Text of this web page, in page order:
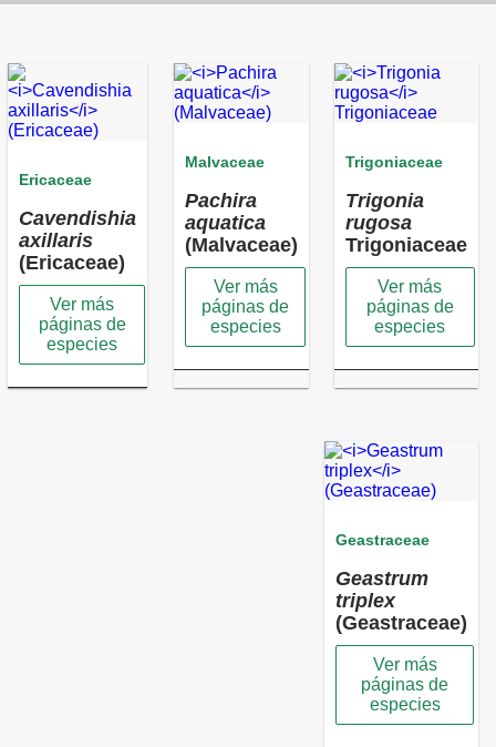
Ericaceae
Cavendishia
axillaris
(Ericaceae)
Ver más
páginas de
especies
Malvaceae
Pachira
aquatica
(Malvaceae)
Ver más
páginas de
especies
Trigoniaceae
Trigonia
rugosa
Trigoniaceae
Ver más
páginas de
especies
Geastraceae
Geastrum
triplex
(Geastraceae)
Ver más
páginas de
especies